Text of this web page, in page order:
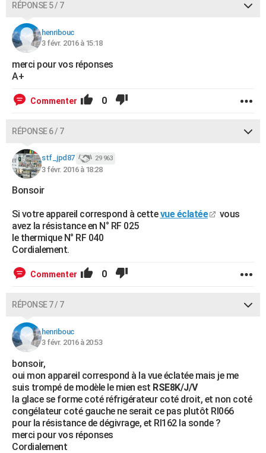
RÉPONSE 5 / 7
henribouc
3 févr. 2016 à 15:18
merci pour vos réponses
A+
Commenter 0
RÉPONSE 6 / 7
stf_jpd87 29 963
3 févr. 2016 à 18:28
Bonsoir
Si votre appareil correspond à cettevue éclatée
vous
avez la résistance en N° RF 025
le thermique N° RF 040
Cordialement.
Commenter 0
RÉPONSE 7 / 7
henribouc
3 févr. 2016 à 20:53
bonsoir,
oui mon appareil correspond à la vue éclatée mais je me
suis trompé de modèle le mien est RSE8K/J/V
la glace se forme coté réfrigérateur coté droit, et non coté
congélateur coté gauche ne serait ce pas plutôt RI066
pour la résistance de dégivrage, et RI162 la sonde ?
merci pour vos réponses
Cordialement